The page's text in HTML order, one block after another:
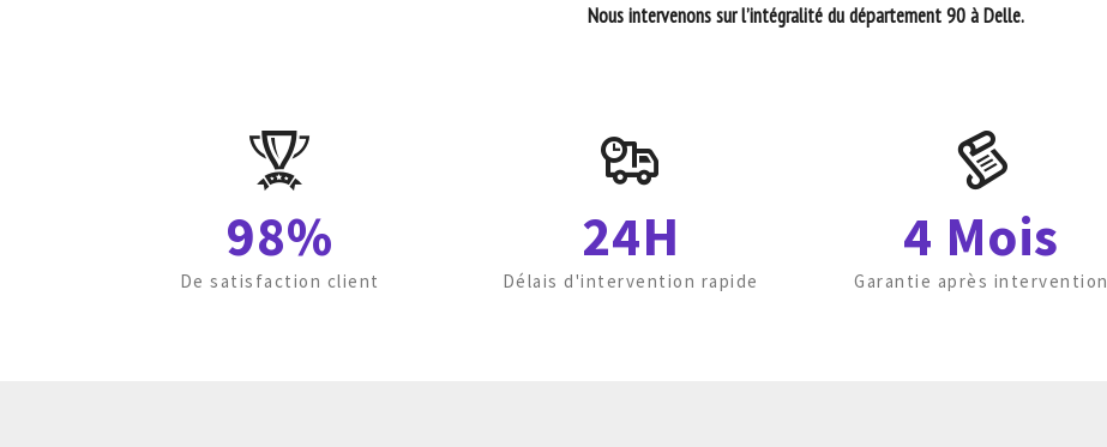
Nous intervenons sur l’intégralité du département 90 à Delle.
98%
De satisfaction client
24H
Délais d'intervention rapide
4 Mois
Garantie après intervention